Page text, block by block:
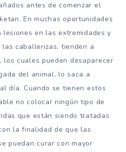
antes de comenzar el
En muchas oportunidades
en las extremidades y
las caballerizas, tienden a
los cuales pueden desaparecer
del animal, lo saca a
día. Cuando se tienen estos
no colocar ningún tipo de
que están siendo tratadas
la finalidad de que las
puedan curar con mayor